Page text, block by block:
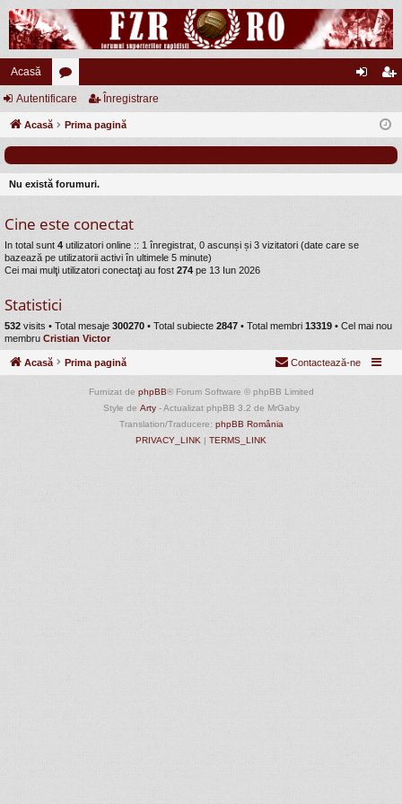
Acasă
or
u
uri
eg
Autentificare Înregistrare
Acasă Prima pagină
Nu există forumuri.
Cine este conectat
In total sunt 4 utilizatori online :: 1 înregistrat, 0 ascunși și 3 vizitatori (date care se
bazează pe utilizatorii activi în ultimele 5 minute)
Cei mai mulţi utilizatori conectaţi au fost 274 pe 13 Iun 2026
Statistici
532 visits • Total mesaje 300270 • Total subiecte 2847 • Total membri 13319 • Cel mai nou
membru Cristian Victor
Acasă Prima pagină Contactează-ne
Furnizat de phpBB® Forum Software © phpBB Limited
Style de Arty- Actualizat phpBB 3.2 de MrGaby
Translation/Traducere: phpBB România
PRIVACY_LINK | TERMS_LINK